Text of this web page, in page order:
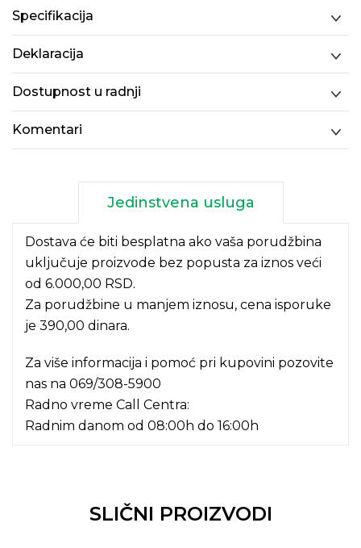
Specifikacija
Deklaracija
Dostupnost u radnji
Komentari
Jedinstvena usluga
Dostava će biti besplatna ako vaša porudžbina
uključuje proizvode bez popusta za iznos veći
od 6.000,00 RSD.
Za porudžbine u manjem iznosu, cena isporuke
je 390,00 dinara.
Za više informacija i pomoć pri kupovini pozovite
nas na 069/308-5900
Radno vreme Call Centra:
Radnim danom od 08:00h do 16:00h
SLIČNI PROIZVODI